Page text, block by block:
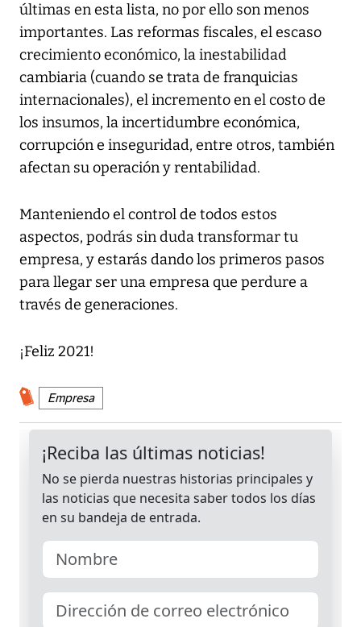
últimas en esta lista, no por ello son menos
importantes. Las reformas fiscales, el escaso
crecimiento económico, la inestabilidad
cambiaria (cuando se trata de franquicias
internacionales), el incremento en el costo de
los insumos, la incertidumbre económica,
corrupción e inseguridad, entre otros, también
afectan su operación y rentabilidad.
Manteniendo el control de todos estos
aspectos, podrás sin duda transformar tu
empresa, y estarás dando los primeros pasos
para llegar ser una empresa que perdure a
través de generaciones.
¡Feliz 2021!
Empresa